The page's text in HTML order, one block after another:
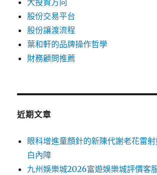
大投資方向
股份交易平台
股份讓渡流程
葉和軒的品牌操作哲學
財務顧問推薦
近期文章
眼科增進童顏針的新陳代謝老花雷
白內障
九州娛樂城2026富遊娛樂城評價客